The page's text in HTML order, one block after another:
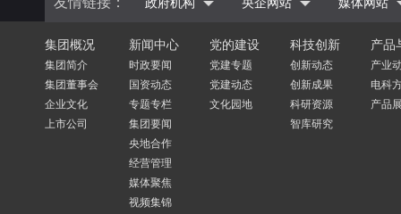
政府机构 央企网站 媒体网站
集团概况
集团简介
集团董事会
企业文化
上市公司
新闻中心
时政要闻
国资动态
专题专栏
集团要闻
央地合作
经营管理
媒体聚焦
视频集锦
党的建设
党建专题
党建动态
文化园地
科技创新
创新动态
创新成果
科研资源
智库研究
产品
产业
电科
产品